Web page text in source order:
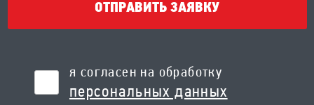
ОТПРАВИТЬ ЗАЯВКУ
я согласен на обработку
персональных данных